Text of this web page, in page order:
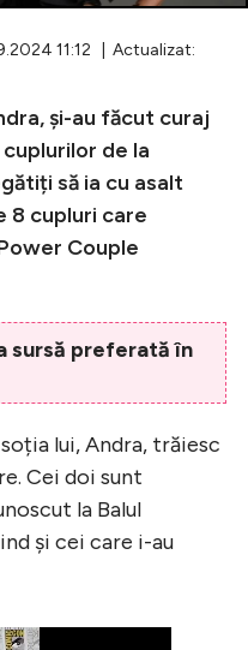
11:12 | Actualizat:
și-au făcut curaj
de la
să ia cu asalt
8 cupluri care
Couple
sursă preferată în
lui, Andra, trăiesc
Cei doi sunt
la Balul
și cei care i-au